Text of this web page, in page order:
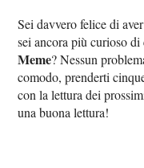
Sei davvero felice di
sei ancora più curioso
Meme? Nessun
comodo, prenderti
con la lettura dei
una buona lettura!